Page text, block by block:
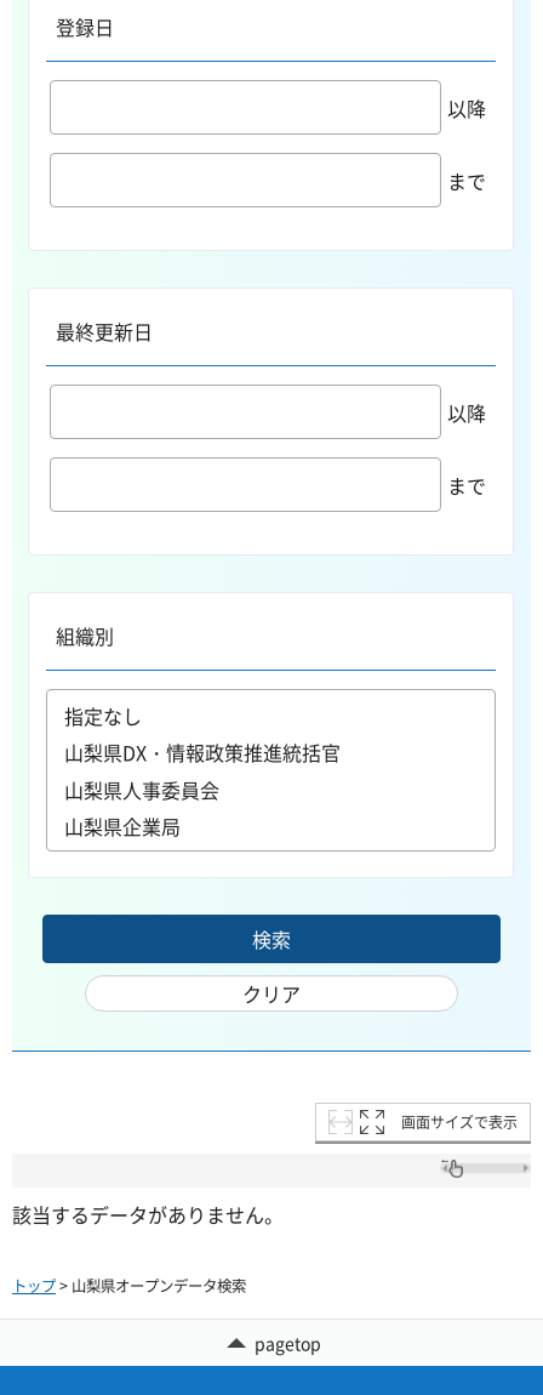
登録日
以降
まで
最終更新日
以降
まで
組織別
画面サイズで表示
該当するデータがありません。
トップ> 山梨県オープンデータ検索
pagetop